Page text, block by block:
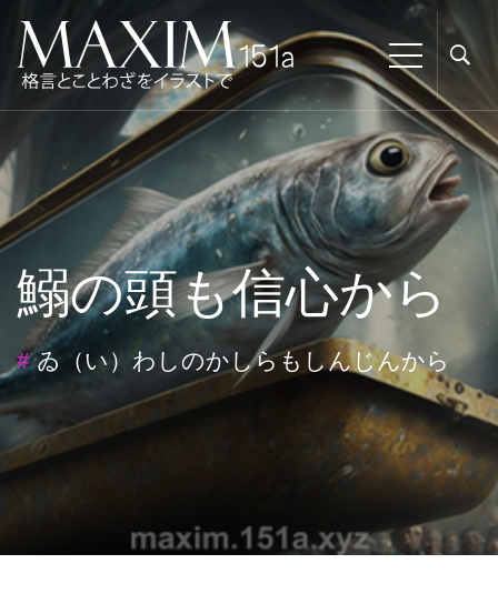
鰯の頭も信心から
#ゐ（い）わしのかしらもしんじんから